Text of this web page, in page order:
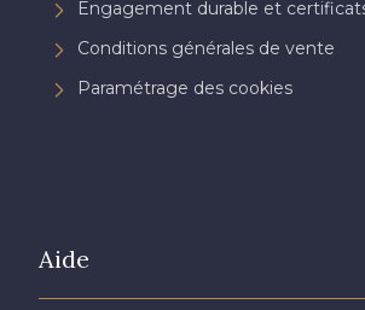
Engagement durable et
Conditions générales de vente
Paramétrage des cookies
Aide